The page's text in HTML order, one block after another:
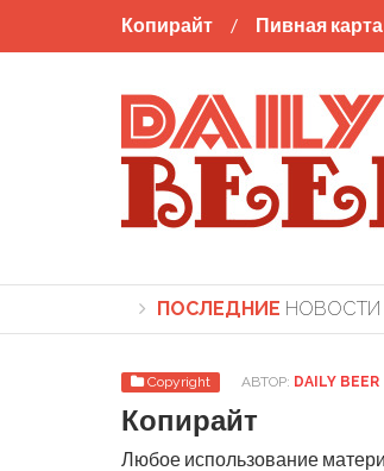
Копирайт Пивная
ПОСЛЕДНИЕ НОВОСТИ
названы победители крупнейшего
Copyright АВТОР: DAILY BEER
Копирайт
Любое использование